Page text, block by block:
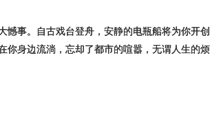
憾事。自古戏台登舟，安静的电瓶船将为你开
你身边流淌，忘却了都市的喧嚣，无谓人生的烦